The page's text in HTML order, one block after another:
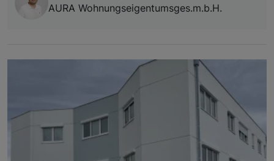
AURA Wohnungseigentumsges.m.b.H.